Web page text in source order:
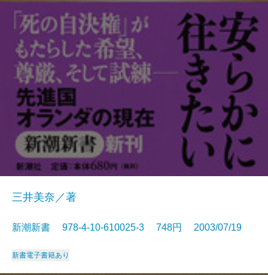
三井美奈／著
新潮新書 978-4-10-610025-3 748円 2003/07/19
新書電子書籍あり